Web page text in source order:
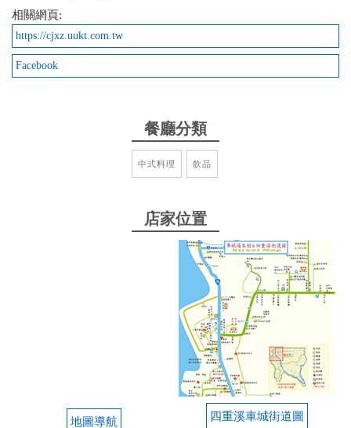
2026-01-15 20:57:30
停車方便 服務超好 脆皮雞肉超脆超好吃，必
2025-11-26 15:16:15
曾家小棧 - 墾丁合菜的美味首選！ ⭐⭐⭐⭐ ​來到墾丁，
絕對不能錯過這家超人氣的曾家小棧！我們一行人點
了4000元合菜，每一道都表現出色，份量足、口味
好，不愧是網上推薦的合菜餐廳。 ​脆皮雞 (港式脆皮
雞)：真的名不虛傳，外皮超級酥脆，雞肉卻依然保有
鮮嫩多汁，即使是雞胸肉也不乾柴，蘸點椒鹽或醬汁
相關網頁:
https://cjxz.uukt.com.tw
Facebook
餐廳分類
中式料理 飲品
店家位置
地圖導航 四重溪車城街道圖